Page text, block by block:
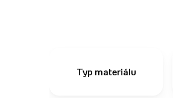
Typ materiálu